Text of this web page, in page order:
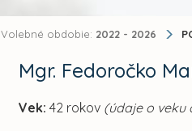
Volebné obdobie: 2022 - 2026
Mgr. Fedoročko
Vek: 42 rokov (údaje o veku